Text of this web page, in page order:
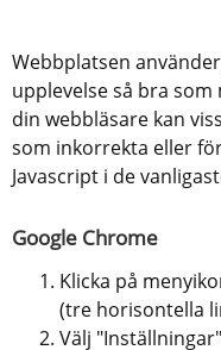
Webbplatsen
upplevelse så bra
din webbläsare kan
som inkorrekta eller
Javascript i de
Google Chrome
Klicka på
(tre horisontella
Välj